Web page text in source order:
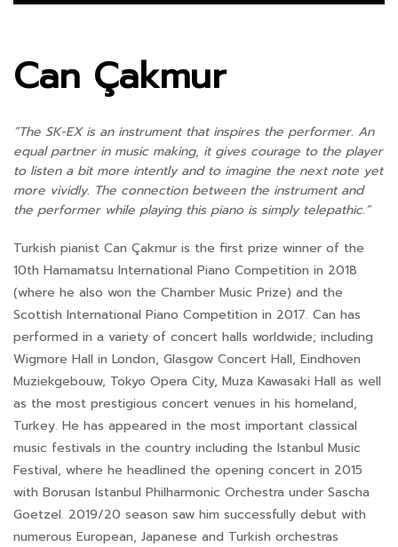
Can Çakmur
“The SK-EX is an instrument that inspires the performer. An
equal partner in music making, it gives courage to the player
to listen a bit more intently and to imagine the next note yet
more vividly. The connection between the instrument and
the performer while playing this piano is simply telepathic.”
Turkish pianist Can Çakmur is the first prize winner of the
10th Hamamatsu International Piano Competition in 2018
(where he also won the Chamber Music Prize) and the
Scottish International Piano Competition in 2017. Can has
performed in a variety of concert halls worldwide; including
Wigmore Hall in London, Glasgow Concert Hall, Eindhoven
Muziekgebouw, Tokyo Opera City, Muza Kawasaki Hall as well
as the most prestigious concert venues in his homeland,
Turkey. He has appeared in the most important classical
music festivals in the country including the Istanbul Music
Festival, where he headlined the opening concert in 2015
with Borusan Istanbul Philharmonic Orchestra under Sascha
Goetzel. 2019/20 season saw him successfully debut with
numerous European, Japanese and Turkish orchestras